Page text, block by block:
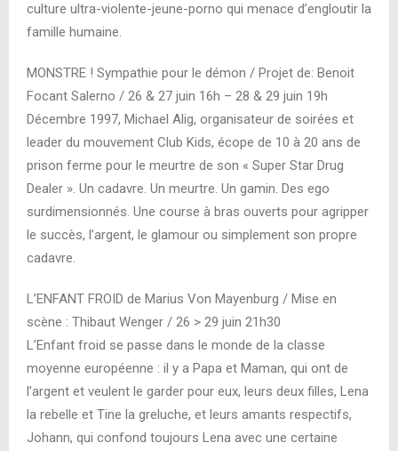
culture ultra-violente-jeune-porno qui menace d’engloutir la
famille humaine.
MONSTRE ! Sympathie pour le démon / Projet de: Benoit
Focant Salerno / 26 & 27 juin 16h – 28 & 29 juin 19h
Décembre 1997, Michael Alig, organisateur de soirées et
leader du mouvement Club Kids, écope de 10 à 20 ans de
prison ferme pour le meurtre de son « Super Star Drug
Dealer ». Un cadavre. Un meurtre. Un gamin. Des ego
surdimensionnés. Une course à bras ouverts pour agripper
le succès, l’argent, le glamour ou simplement son propre
cadavre.
L’ENFANT FROID de Marius Von Mayenburg / Mise en
scène : Thibaut Wenger / 26 > 29 juin 21h30
L’Enfant froid se passe dans le monde de la classe
moyenne européenne : il y a Papa et Maman, qui ont de
l’argent et veulent le garder pour eux, leurs deux filles, Lena
la rebelle et Tine la greluche, et leurs amants respectifs,
Johann, qui confond toujours Lena avec une certaine